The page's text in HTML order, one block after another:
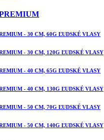
- 30 CM, 60G ĽUDSKÉ VLASY
- 30 CM, 120G ĽUDSKÉ VLASY
- 40 CM, 65G ĽUDSKÉ VLASY
- 40 CM, 130G ĽUDSKÉ VLASY
- 50 CM, 70G ĽUDSKÉ VLASY
- 50 CM, 140G ĽUDSKÉ VLASY